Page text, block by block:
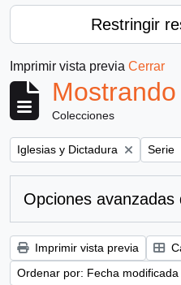
Restringir
Imprimir vista previa Cerrar
Colecciones
Remove filter:
Iglesias y Dictadura Serie
Opciones avanzadas
Imprimir vista previa
Ordenar por: Fecha modificada